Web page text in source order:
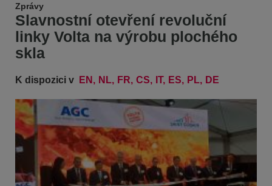
Zprávy
Slavnostní otevření revoluční
linky Volta na výrobu plochého
skla
K dispozici v EN NL FR CS IT ES PL DE